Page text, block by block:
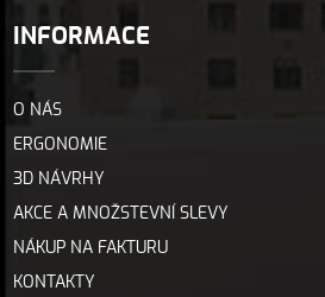
INFORMACE
O NÁS
ERGONOMIE
3D NÁVRHY
AKCE A MNOŽSTEVNÍ SLEVY
NÁKUP NA FAKTURU
KONTAKTY